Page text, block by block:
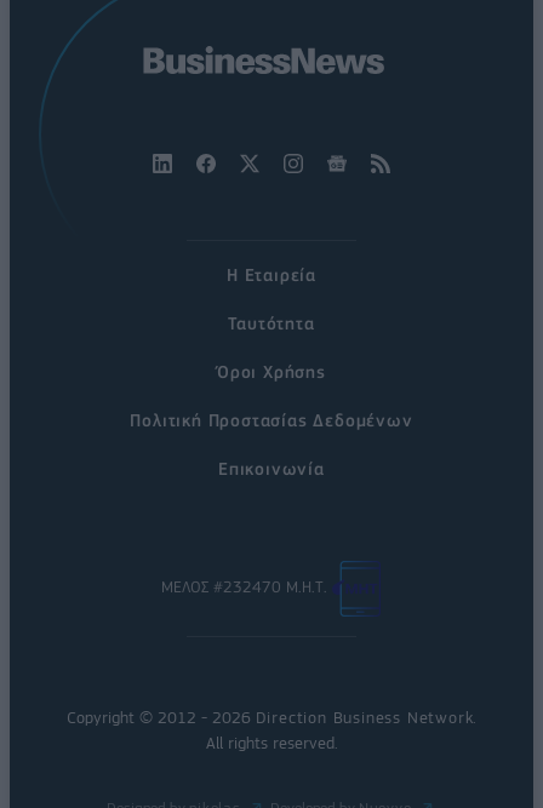
Η Εταιρεία
Ταυτότητα
Όροι Χρήσης
Πολιτική Προστασίας Δεδομένων
Επικοινωνία
ΜΕΛΟΣ #232470 Μ.Η.Τ.
Copyright © 2012 - 2026 Direction Business Network
All rights reserved.